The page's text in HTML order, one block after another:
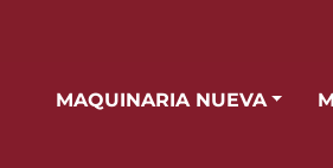
MAQUINARIA NUEVA